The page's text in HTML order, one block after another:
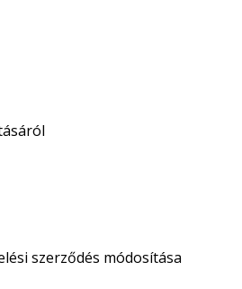
szerződés módosítása